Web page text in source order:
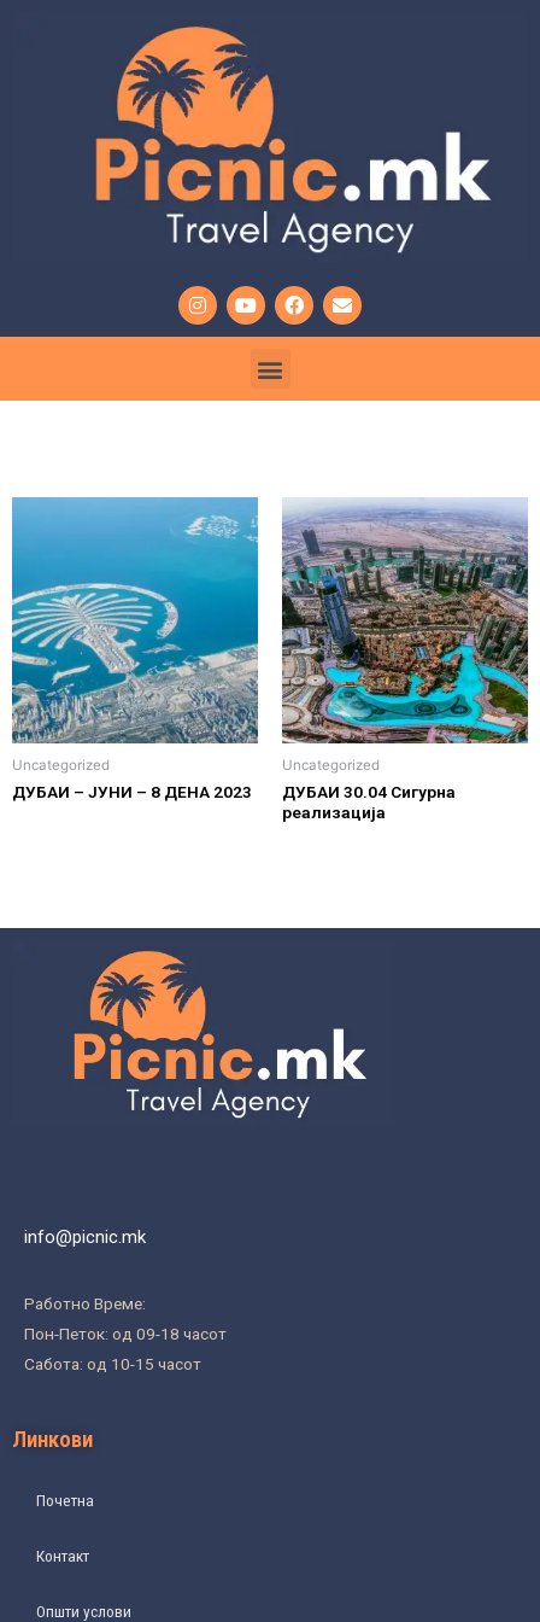
Uncategorized
ДУБАИ – ЈУНИ – 8 ДЕНА 2023
Uncategorized
ДУБАИ 30.04 Сигурна
реализација
info@picnic.mk
Работно Време:
Пон-Петок: од 09-18 часот
Сабота: од 10-15 часот
Линкови
Почетна
Контакт
Општи услови